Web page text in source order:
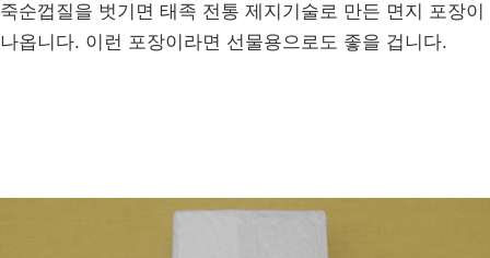
죽순껍질을 벗기면 태족 전통 제지기술로 만든 면지 포장이
나옵니다. 이런 포장이라면 선물용으로도 좋을 겁니다.